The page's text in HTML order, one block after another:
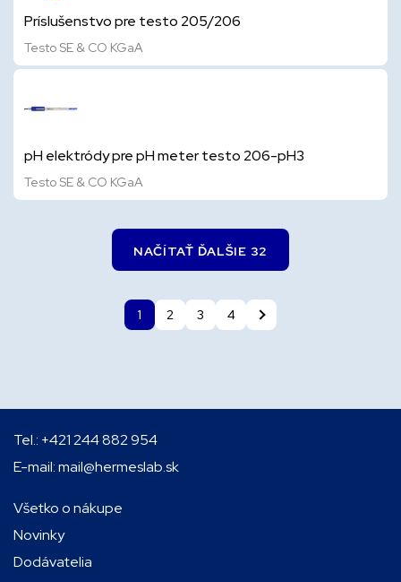
Príslušenstvo pre testo 205/206
Testo SE & CO KGaA
pH elektródy pre pH meter testo 206-pH3
Testo SE & CO KGaA
NAČÍTAŤ ĎALŠIE 32
1 2 3 4
Tel.: +421 244 882 954
E-mail:mail@hermeslab.sk
Všetko o nákupe
Novinky
Dodávatelia